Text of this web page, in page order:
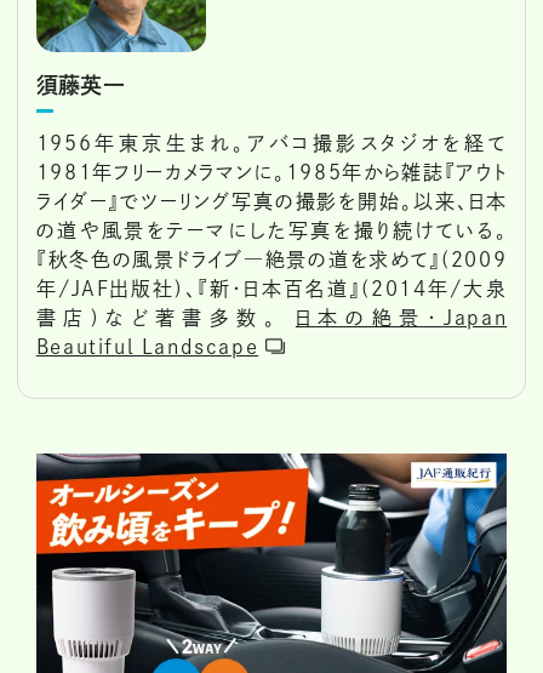
須藤英一
1956年東京生まれ。アバコ撮影スタジオを経て
1981年フリーカメラマンに。1985年から雑誌『アウト
ライダー』でツーリング写真の撮影を開始。以来、日本
の道や風景をテーマにした写真を撮り続けている。
『秋冬色の風景ドライブ―絶景の道を求めて』(2009
年/JAF出版社)、『新・日本百名道』(2014年/大泉
書店)など著書多数。
日本の絶景・Japan
Beautiful Landscape